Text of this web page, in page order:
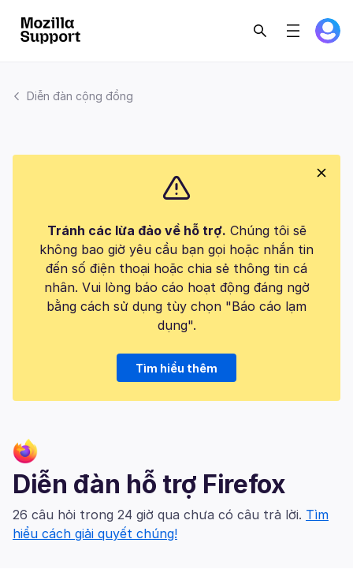
Diễn đàn cộng đồng
Tránh các lừa đảo về hỗ trợ. Chúng tôi sẽ
không bao giờ yêu cầu bạn gọi hoặc nhắn tin
đến số điện thoại hoặc chia sẻ thông tin cá
nhân. Vui lòng báo cáo hoạt động đáng ngờ
bằng cách sử dụng tùy chọn "Báo cáo lạm
dụng".
Tìm hiểu thêm
Diễn đàn hỗ trợ Firefox
26 câu hỏi trong 24 giờ qua chưa có câu trả lời. Tìm
hiểu cách giải quyết chúng!